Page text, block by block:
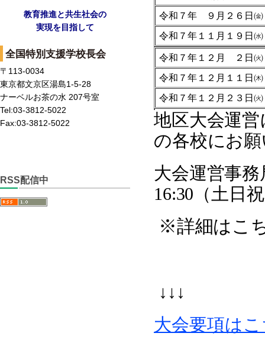
教育推進と共生社会の
実現を目指して
全国特別支援学校長会
〒113-0034
東京都文京区湯島1-5-28
ナーベルお茶の水 207号室
Tel:03-3812-5022
Fax:03-3812-5022
RSS配信中
令和７年 ９月２６日㈮
令和７年１１月１９日㈬
令和７年１２月 ２日㈫
令和７年１２月１１日㈭
令和７年１２月２３日㈫
地区大会運
の各校にお
大会運営事
16:30 （土日
※詳細はこ
↓↓↓
大会要項は